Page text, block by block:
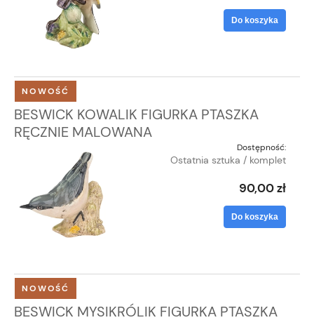
Do koszyka
BESWICK KOWALIK FIGURKA PTASZKA
RĘCZNIE MALOWANA
Dostępność:
Ostatnia sztuka / komplet
90,00 zł
Do koszyka
NOWOŚĆ
BESWICK MYSIKRÓLIK FIGURKA PTASZKA
NOWOŚĆ